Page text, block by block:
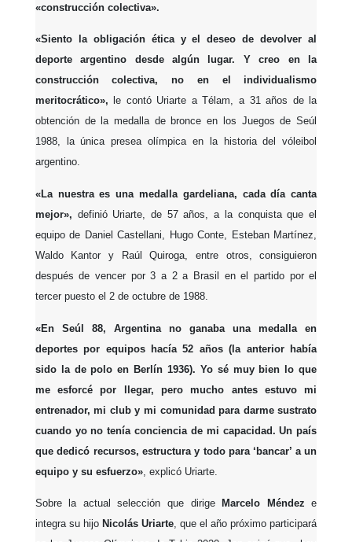
«construcción colectiva».
«Siento la obligación ética y el deseo de devolver al
deporte argentino desde algún lugar. Y creo en la
construcción colectiva, no en el individualismo
meritocrático», le contó Uriarte a Télam, a 31 años de la
obtención de la medalla de bronce en los Juegos de Seúl
1988, la única presea olímpica en la historia del vóleibol
argentino.
«La nuestra es una medalla gardeliana, cada día canta
mejor», definió Uriarte, de 57 años, a la conquista que el
equipo de Daniel Castellani, Hugo Conte, Esteban Martínez,
Waldo Kantor y Raúl Quiroga, entre otros, consiguieron
después de vencer por 3 a 2 a Brasil en el partido por el
tercer puesto el 2 de octubre de 1988.
«En Seúl 88, Argentina no ganaba una medalla en
deportes por equipos hacía 52 años (la anterior había
sido la de polo en Berlín 1936). Yo sé muy bien lo que
me esforcé por llegar, pero mucho antes estuvo mi
entrenador, mi club y mi comunidad para darme sustrato
cuando yo no tenía conciencia de mi capacidad. Un país
que dedicó recursos, estructura y todo para ‘bancar’ a un
equipo y su esfuerzo», explicó Uriarte.
Sobre la actual selección que dirige Marcelo Méndez e
integra su hijo Nicolás Uriarte, que el año próximo participará